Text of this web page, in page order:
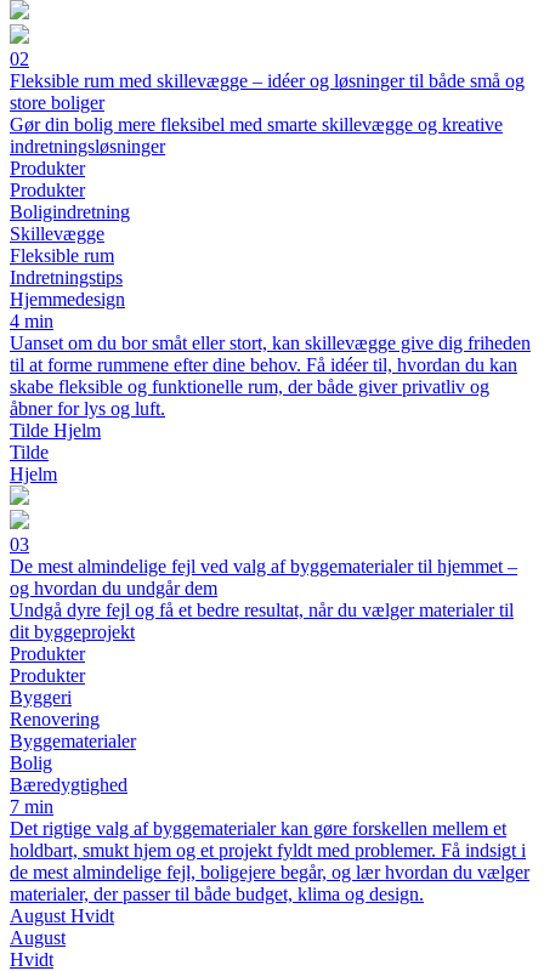
02
Fleksible rum med skillevægge – idéer og løsninger til både små og
store boliger
Gør din bolig mere fleksibel med smarte skillevægge og kreative
indretningsløsninger
Produkter
Produkter
Boligindretning
Skillevægge
Fleksible rum
Indretningstips
Hjemmedesign
4 min
Uanset om du bor småt eller stort, kan skillevægge give dig friheden
til at forme rummene efter dine behov. Få idéer til, hvordan du kan
skabe fleksible og funktionelle rum, der både giver privatliv og
åbner for lys og luft.
Tilde Hjelm
Tilde
Hjelm
03
De mest almindelige fejl ved valg af byggematerialer til hjemmet –
og hvordan du undgår dem
Undgå dyre fejl og få et bedre resultat, når du vælger materialer til
dit byggeprojekt
Produkter
Produkter
Byggeri
Renovering
Byggematerialer
Bolig
Bæredygtighed
7 min
Det rigtige valg af byggematerialer kan gøre forskellen mellem et
holdbart, smukt hjem og et projekt fyldt med problemer. Få indsigt i
de mest almindelige fejl, boligejere begår, og lær hvordan du vælger
materialer, der passer til både budget, klima og design.
August Hvidt
August
Hvidt